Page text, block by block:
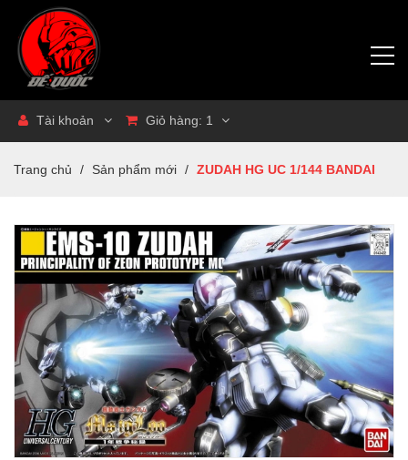
Tài khoản Giỏ hàng: 1
Trang chủ / Sản phẩm mới / ZUDAH HG UC 1/144 BANDAI